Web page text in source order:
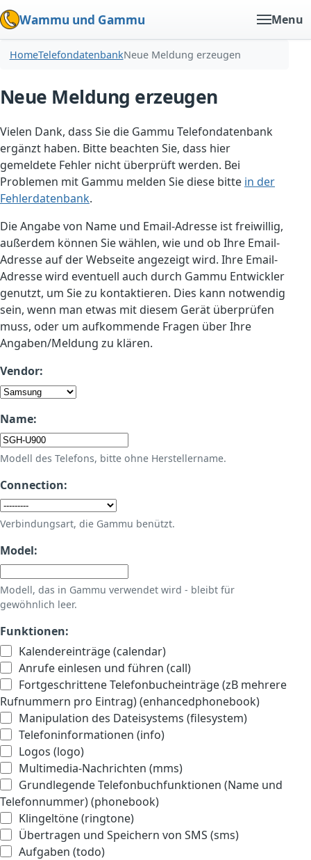
Wammu und Gammu Menu
HomeTelefondatenbankNeue Meldung erzeugen
Neue Meldung erzeugen
Vielen Dank, dass Sie die Gammu Telefondatenbank
ergänzt haben. Bitte beachten Sie, dass hier
gemeldete Fehler nicht überprüft werden. Bei
Problemen mit Gammu melden Sie diese bitte in der
Fehlerdatenbank.
Die Angabe von Name und Email-Adresse ist freiwillig,
außerdem können Sie wählen, wie und ob Ihre Email-
Adresse auf der Webseite angezeigt wird. Ihre Email-
Adresse wird eventuell auch durch Gammu Entwickler
genutzt, um Sie zu kontaktieren. Dies kann notwendig
sein, wenn man etwas mit diesem Gerät überprüfen
muss, oder um aufkommende Fragen über Ihre
Angaben/Meldung zu klären.
Vendor:
Name:
Modell des Telefons, bitte ohne Herstellername.
Connection:
Verbindungsart, die Gammu benützt.
Model:
Modell, das in Gammu verwendet wird - bleibt für
gewöhnlich leer.
Funktionen:
Kalendereinträge (calendar)
Anrufe einlesen und führen (call)
Fortgeschrittene Telefonbucheinträge (zB mehrere
Rufnummern pro Eintrag) (enhancedphonebook)
Manipulation des Dateisystems (filesystem)
Telefoninformationen (info)
Logos (logo)
Multimedia-Nachrichten (mms)
Grundlegende Telefonbuchfunktionen (Name und
Telefonnummer) (phonebook)
Klingeltöne (ringtone)
Übertragen und Speichern von SMS (sms)
Aufgaben (todo)